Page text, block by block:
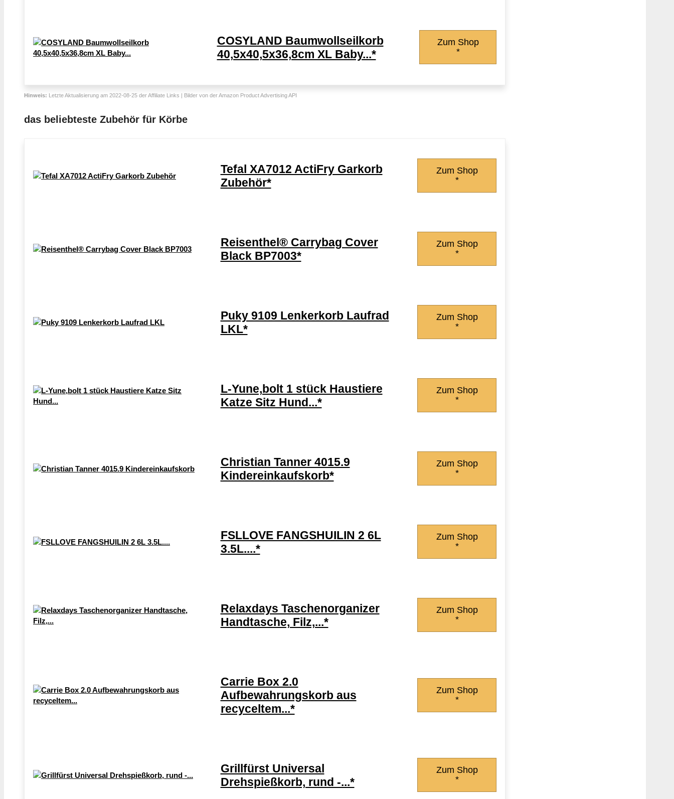
COSYLAND Baumwollseilkorb
40,5x40,5x36,8cm XL Baby...*
Zum Shop
*
Hinweis: Letzte Aktualisierung am 2022-08-25 der Affiliate Links | Bilder von der Amazon Product Advertising API
das beliebteste Zubehör für Körbe
Tefal XA7012 ActiFry Garkorb
Zubehör*
Zum Shop
*
Reisenthel® Carrybag Cover
Black BP7003*
Zum Shop
*
Puky 9109 Lenkerkorb Laufrad
LKL*
Zum Shop
*
L-Yune,bolt 1 stück Haustiere
Katze Sitz Hund...*
Zum Shop
*
Christian Tanner 4015.9
Kindereinkaufskorb*
Zum Shop
*
FSLLOVE FANGSHUILIN 2 6L
3.5L....*
Zum Shop
*
Relaxdays Taschenorganizer
Handtasche, Filz,...*
Zum Shop
*
Carrie Box 2.0
Aufbewahrungskorb aus
recyceltem...*
Zum Shop
*
Grillfürst Universal
Drehspießkorb, rund -...*
Zum Shop
*